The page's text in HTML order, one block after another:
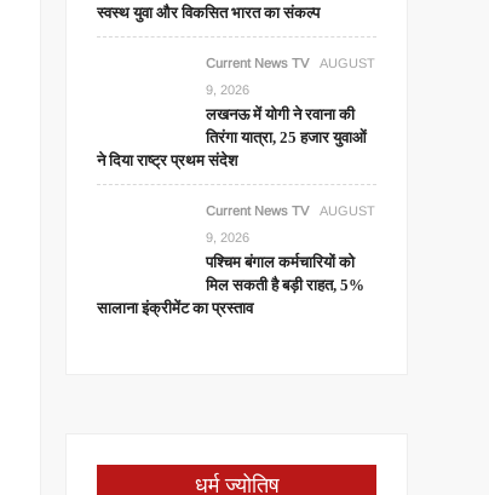
स्वस्थ युवा और विकसित भारत का संकल्प
Current News TV
AUGUST
9, 2026
लखनऊ में योगी ने रवाना की
तिरंगा यात्रा, 25 हजार युवाओं
ने दिया राष्ट्र प्रथम संदेश
Current News TV
AUGUST
9, 2026
पश्चिम बंगाल कर्मचारियों को
मिल सकती है बड़ी राहत, 5%
सालाना इंक्रीमेंट का प्रस्ताव
धर्म ज्योतिष